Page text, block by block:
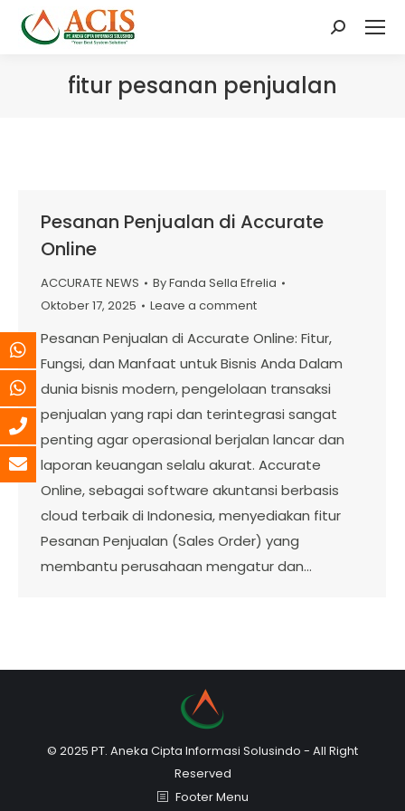
Search:
fitur pesanan penjualan
Pesanan Penjualan di Accurate
Online
ACCURATE NEWS ByFanda Sella Efrelia
Oktober 17, 2025
Leave a comment
Pesanan Penjualan di Accurate Online: Fitur,
Fungsi, dan Manfaat untuk Bisnis Anda Dalam
dunia bisnis modern, pengelolaan transaksi
penjualan yang rapi dan terintegrasi sangat
penting agar operasional berjalan lancar dan
laporan keuangan selalu akurat. Accurate
Online, sebagai software akuntansi berbasis
cloud terbaik di Indonesia, menyediakan fitur
Pesanan Penjualan (Sales Order) yang
membantu perusahaan mengatur dan…
© 2025 PT. Aneka Cipta Informasi Solusindo - All Right
Reserved
Footer Menu